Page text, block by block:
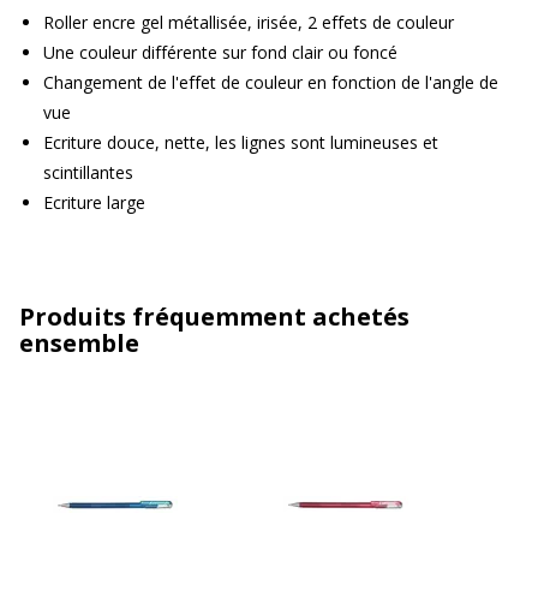
Roller encre gel métallisée, irisée, 2 effets de couleur
Une couleur différente sur fond clair ou foncé
Changement de l'effet de couleur en fonction de l'angle de
vue
Ecriture douce, nette, les lignes sont lumineuses et
scintillantes
Ecriture large
Produits fréquemment achetés
ensemble